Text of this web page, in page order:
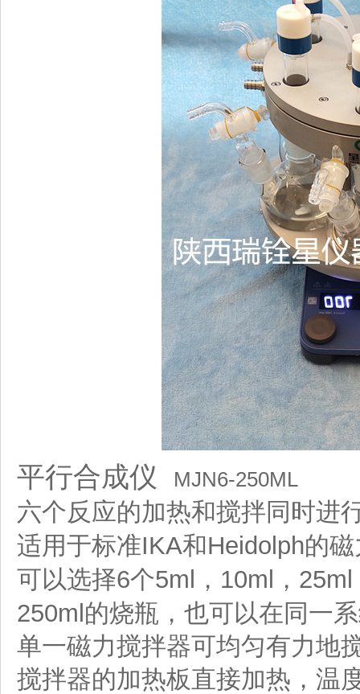
平行合成仪 MJN6-250ML
六个反应的加热和搅拌同时进
适用于标准IKA和 Heidolph的
可以选择6个5ml ， 10ml ， 25ml
250ml 的烧瓶，也可以在同一
单一磁力搅拌器可均匀有力地
搅拌器的加热板直接加热，温